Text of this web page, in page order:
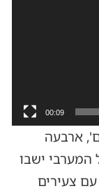
00:09
ארבעה
המערבי ישבו
צעירים